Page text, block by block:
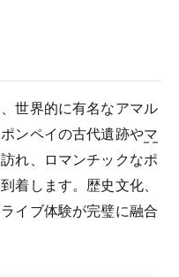
世界的に有名なアマル
ンペイの古代遺跡やマ
れ、ロマンチックなポ
着します。歴史文化、
イブ体験が完璧に融合